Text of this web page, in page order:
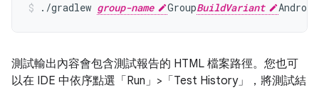
./gradlew group-name GroupBuildVariant
測試輸出內容會包含測試報告的 HTML 檔案路徑。您也可
以在 IDE 中依序點選「Run」>「Test History」
，將測試結